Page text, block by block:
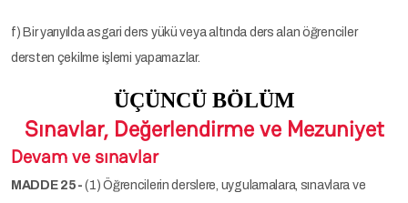
f) Bir yarıyılda asgari ders yükü veya altında ders alan öğrenciler
dersten çekilme işlemi yapamazlar.
ÜÇÜNCÜ BÖLÜM
Sınavlar, Değerlendirme ve Mezuniyet
Devam ve sınavlar
MADDE 25- (1) Öğrencilerin derslere, uygulamalara, sınavlara ve